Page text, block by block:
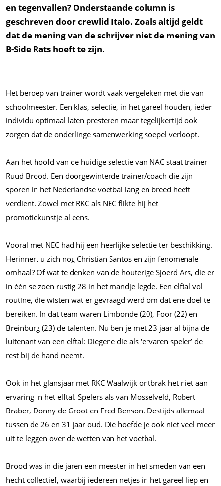
en tegenvallen? Onderstaande column is
geschreven door crewlid Italo. Zoals altijd geldt
dat de mening van de schrijver niet de mening van
B-Side Rats hoeft te zijn.
Het beroep van trainer wordt vaak vergeleken met die van
schoolmeester. Een klas, selectie, in het gareel houden, ieder
individu optimaal laten presteren maar tegelijkertijd ook
zorgen dat de onderlinge samenwerking soepel verloopt.
Aan het hoofd van de huidige selectie van NAC staat trainer
Ruud Brood. Een doorgewinterde trainer/coach die zijn
sporen in het Nederlandse voetbal lang en breed heeft
verdient. Zowel met RKC als NEC flikte hij het
promotiekunstje al eens.
Vooral met NEC had hij een heerlijke selectie ter beschikking.
Herinnert u zich nog Christian Santos en zijn fenomenale
omhaal? Of wat te denken van de houterige Sjoerd Ars, die er
in één seizoen rustig 28 in het mandje legde. Een elftal vol
routine, die wisten wat er gevraagd werd om dat ene doel te
bereiken. In dat team waren Limbonde (20), Foor (22) en
Breinburg (23) de talenten. Nu ben je met 23 jaar al bijna de
luitenant van een elftal: Diegene die als ‘ervaren speler’ de
rest bij de hand neemt.
Ook in het glansjaar met RKC Waalwijk ontbrak het niet aan
ervaring in het elftal. Spelers als van Mosselveld, Robert
Braber, Donny de Groot en Fred Benson. Destijds allemaal
tussen de 26 en 31 jaar oud. Die hoefde je ook niet veel meer
uit te leggen over de wetten van het voetbal.
Brood was in die jaren een meester in het smeden van een
hecht collectief, waarbij iedereen netjes in het gareel liep en